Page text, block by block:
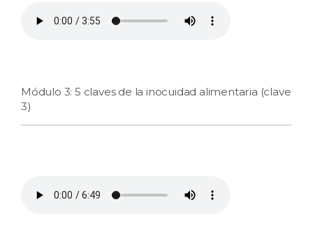
Módulo 3: 5 claves de la inocuidad alimentaria (clave
3)